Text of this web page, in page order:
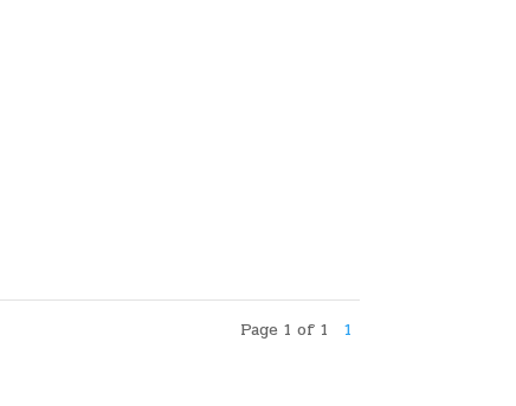
Page 1 of 1 1